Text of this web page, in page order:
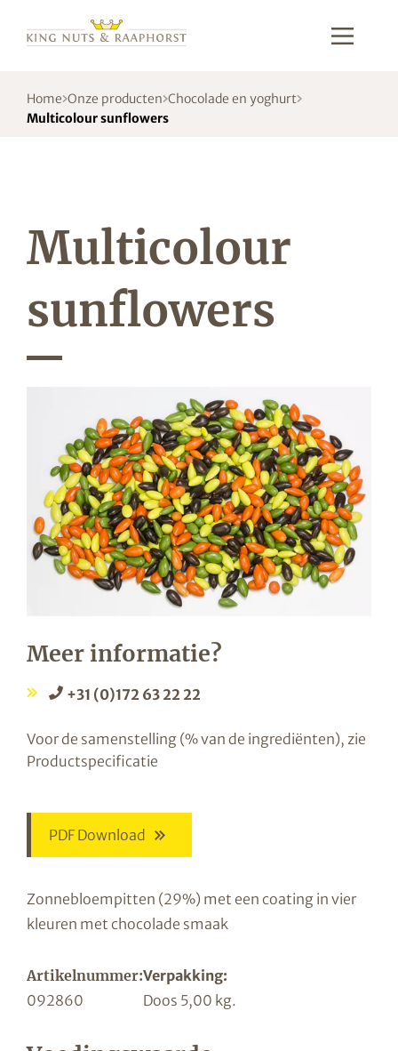
Home Onze producten Chocolade en yoghurt
Multicolour sunflowers
Multicolour
sunflowers
Meer informatie?
+31 (0)172 63 22 22
Voor de samenstelling (% van de ingrediënten), zie
Productspecificatie
PDF Download
Zonnebloempitten (29%) met een coating in vier
kleuren met chocolade smaak
Artikelnummer:Verpakking:
092860
Doos 5,00 kg.